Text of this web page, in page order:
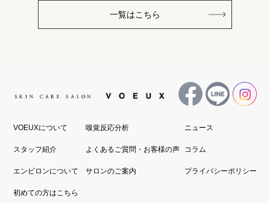
一覧はこちら
VOEUXについて
スタッフ紹介
エンビロンについて
初めての方はこちら
嗅覚反応分析
よくあるご質問・お客様の声
サロンのご案内
ニュース
コラム
プライバシーポリシー